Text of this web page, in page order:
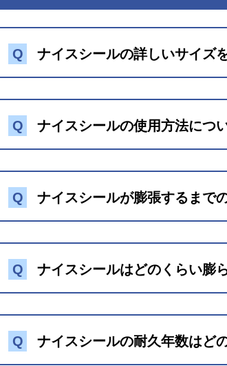
Q ナイスシールの詳しいサイズ
Q ナイスシールの使用方法につ
Q ナイスシールが膨張するまで
Q ナイスシールはどのくらい膨
「5.ナイスシールの性状」
Q ナイスシールの耐久年数はど